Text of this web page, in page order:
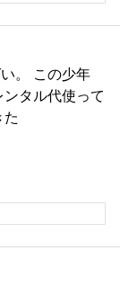
。 この少年
タル代使って
た